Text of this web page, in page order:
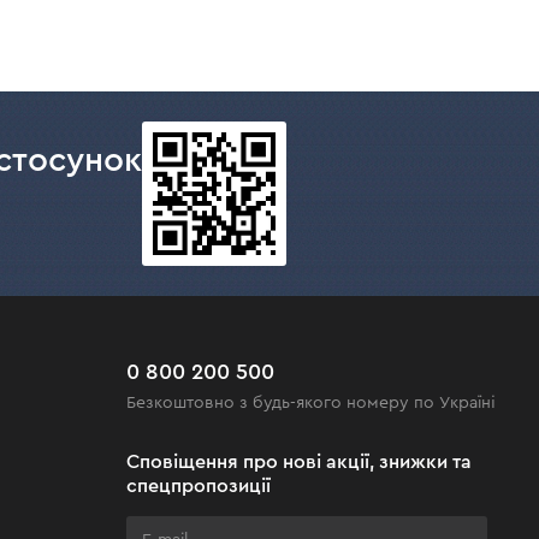
0 800 200 500
Безкоштовно з будь-якого номеру по Україні
Сповіщення про нові акції, знижки та
спецпропозиції